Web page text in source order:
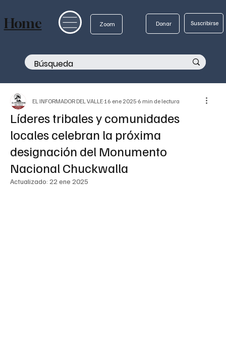
Zoom Donar Suscribirse
Home
Líderes tribales y comunidades
locales celebran la próxima
designación del Monumento
Nacional Chuckwalla
EL INFORMADOR DEL VALLE 16 ene 2025 6 min de lectura
Actualizado: 22 ene 2025